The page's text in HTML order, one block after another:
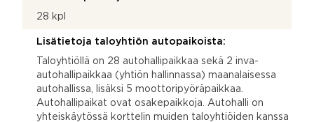
28 kpl
Lisätietoja taloyhtiön autopaikoista:
Taloyhtiöllä on 28 autohallipaikkaa sekä 2 inva-
autohallipaikkaa (yhtiön hallinnassa) maanalaisessa
autohallissa, lisäksi 5 moottoripyöräpaikkaa.
Autohallipaikat ovat osakepaikkoja. Autohalli on
yhteiskäytössä korttelin muiden taloyhtiöiden kanssa